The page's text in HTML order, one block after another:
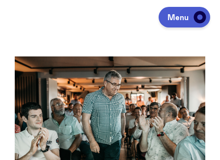
Menu
Investeren
Fondsen ophalen
Portfolio